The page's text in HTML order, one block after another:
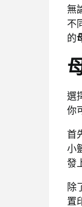
無
不
的
選
你
首
小
發
除
置